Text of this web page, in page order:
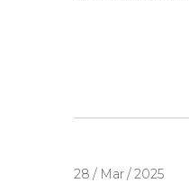
28 / Mar / 2025